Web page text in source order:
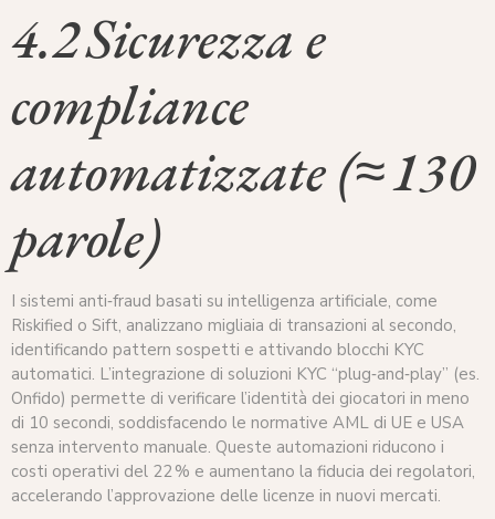
4.2 Sicurezza e
compliance
automatizzate (≈ 130
parole)
I sistemi anti‑fraud basati su intelligenza artificiale, come
Riskified o Sift, analizzano migliaia di transazioni al secondo,
identificando pattern sospetti e attivando blocchi KYC
automatici. L’integrazione di soluzioni KYC “plug‑and‑play” (es.
Onfido) permette di verificare l’identità dei giocatori in meno
di 10 secondi, soddisfacendo le normative AML di UE e USA
senza intervento manuale. Queste automazioni riducono i
costi operativi del 22 % e aumentano la fiducia dei regolatori,
accelerando l’approvazione delle licenze in nuovi mercati.